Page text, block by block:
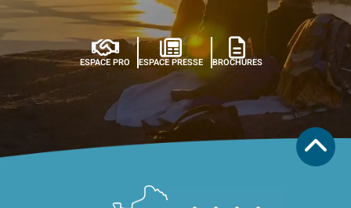
ESPACE PRO ESPACE PRESSE BROCHURES